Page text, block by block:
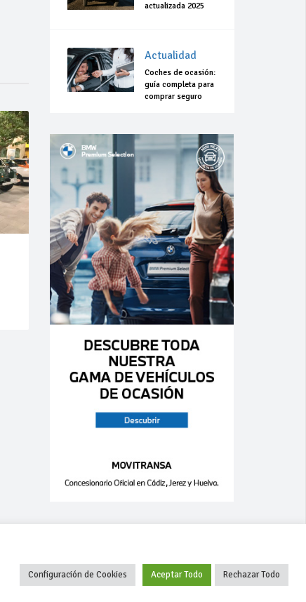
actualizada 2025
Actualidad
Coches de ocasión:
guía completa para
comprar seguro
+34 627 35 00 36
Configuración de Cookies Aceptar Todo Rechazar Todo